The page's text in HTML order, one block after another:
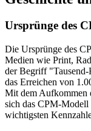
Ursprünge des
Die Ursprünge des
Medien wie Print,
der Begriff
das Erreichen von
Mit dem Aufkommen
sich das CPM-
wichtigsten